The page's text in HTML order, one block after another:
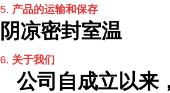
5. 产品的运输和保存
阴凉密封室温
6. 关于我们
公司自成立以来